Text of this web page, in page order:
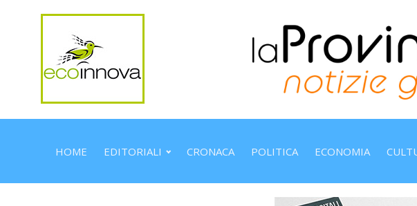
HOME EDITORIALI CRONACA POLITICA ECONOMIA